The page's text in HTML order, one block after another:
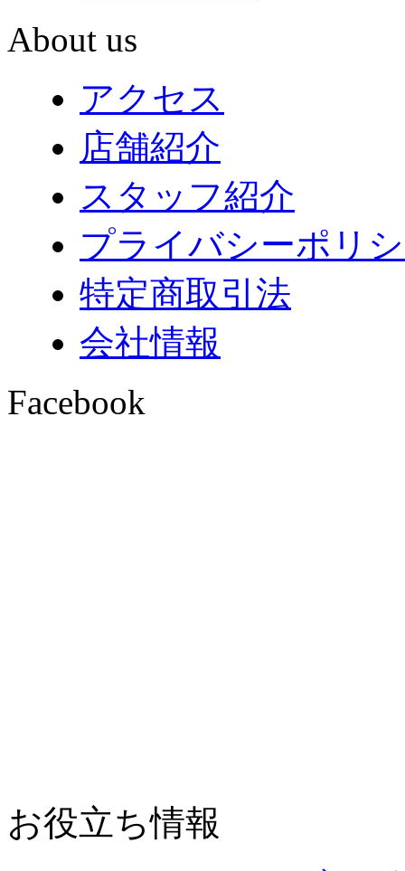
About us
アクセス
店舗紹介
スタッフ紹介
プライバシーポリ
特定商取引法
会社情報
Facebook
お役立ち情報